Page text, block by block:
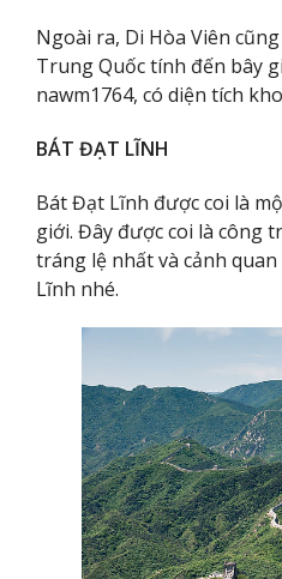
Ngoài ra, Di Hòa Viên
Trung Quốc tính đến bây
nawm1764, có diện tích
BÁT ĐẠT LĨNH
Bát Đạt Lĩnh được coi là
giới. Đây được coi là công
tráng lệ nhất và cảnh
Lĩnh nhé.